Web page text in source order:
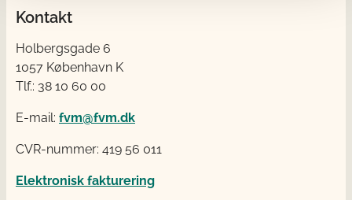
Kontakt
Holbergsgade 6
1057 København K
Tlf.: 38 10 60 00
E-mail: fvm@fvm.dk
CVR-nummer: 419 56 011
Elektronisk fakturering